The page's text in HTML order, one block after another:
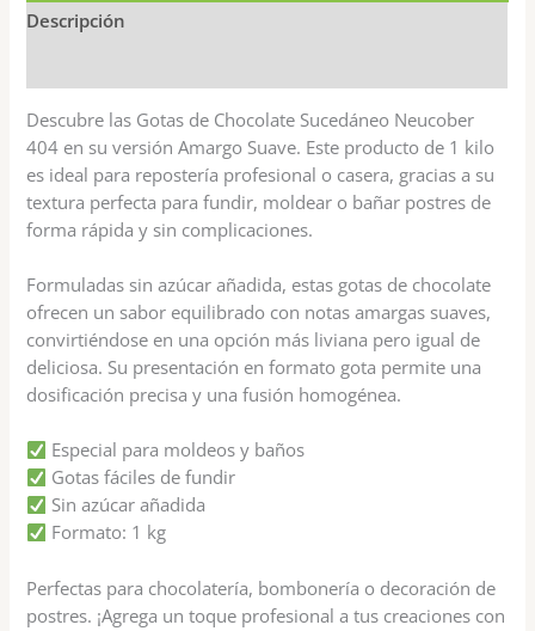
Descripción
Descubre las Gotas de Chocolate Sucedáneo Neucober
404 en su versión Amargo Suave. Este producto de 1 kilo
es ideal para repostería profesional o casera, gracias a su
textura perfecta para fundir, moldear o bañar postres de
forma rápida y sin complicaciones.
Formuladas sin azúcar añadida, estas gotas de chocolate
ofrecen un sabor equilibrado con notas amargas suaves,
convirtiéndose en una opción más liviana pero igual de
deliciosa. Su presentación en formato gota permite una
dosificación precisa y una fusión homogénea.
Especial para moldeos y baños
Gotas fáciles de fundir
Sin azúcar añadida
Formato: 1 kg
Perfectas para chocolatería, bombonería o decoración de
postres. ¡Agrega un toque profesional a tus creaciones con